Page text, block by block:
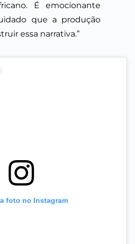
É emocionante
que a produção
essa narrativa.”
foto no Instagram